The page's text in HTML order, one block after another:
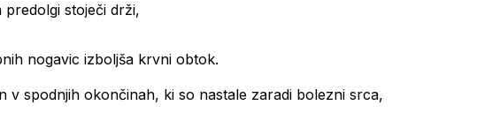
stoječi drži,
nogavic izboljša krvni obtok.
v spodnjih okončinah, ki so nastale zaradi bolezni srca,